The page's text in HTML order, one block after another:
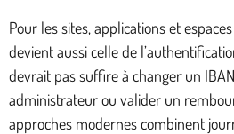
Pour les sites, applications et
devient aussi celle de
devrait pas suffire à changer un
administrateur ou valider un
approches modernes combinent